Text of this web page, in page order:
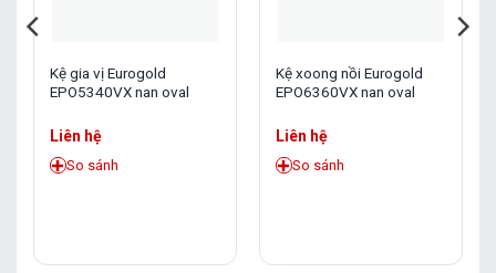
Kệ gia vị Eurogold
EPO5340VX nan oval
Liên hệ
So sánh
Kệ xoong nồi Eurogold
EPO6360VX nan oval
Liên hệ
So sánh